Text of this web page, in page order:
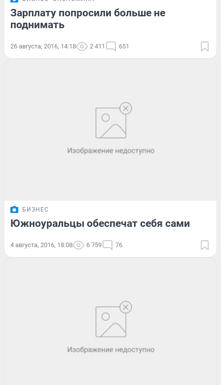
Зарплату попросили больше не
поднимать
26 августа, 2016, 14:18 2 411 651
БИЗНЕС
Южноуральцы обеспечат себя сами
4 августа, 2016, 18:08 6 759 76